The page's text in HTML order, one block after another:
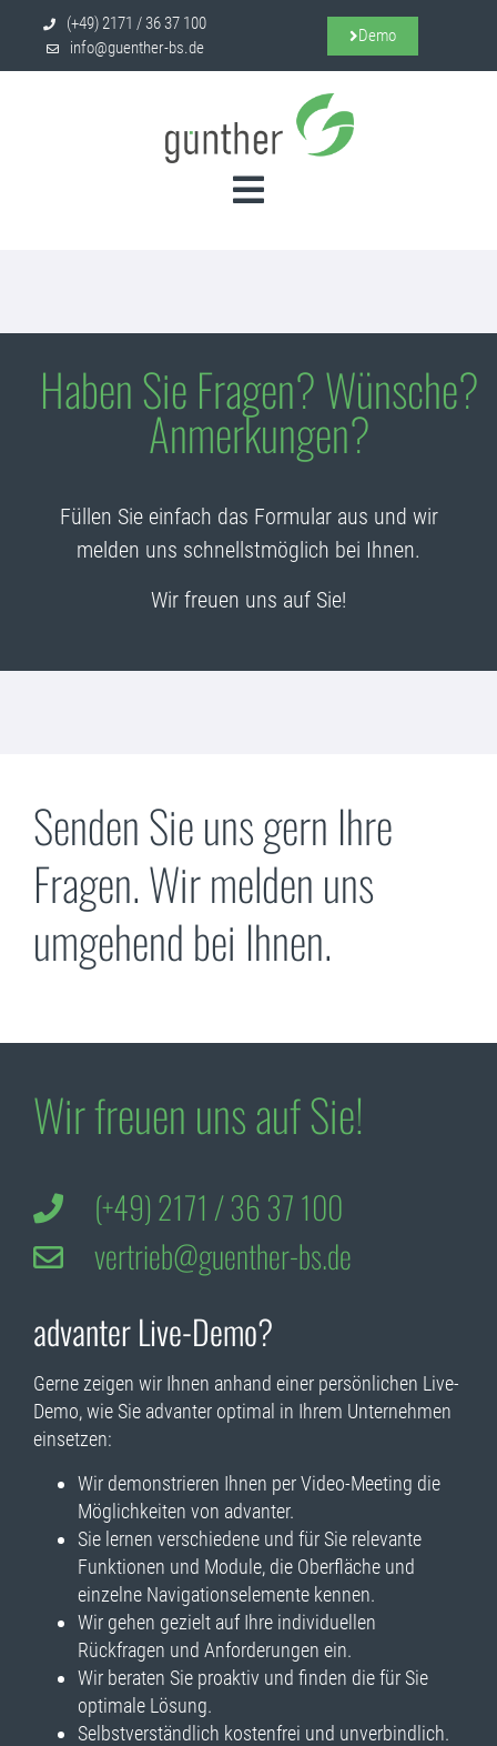
(+49) 2171 / 36 37 100
info@guenther-bs.de
Demo
Haben Sie Fragen? Wünsche?
Anmerkungen?
Füllen Sie einfach das Formular aus und wir
melden uns schnellstmöglich bei Ihnen.
Wir freuen uns auf Sie!
Senden Sie uns gern Ihre
Fragen. Wir melden uns
umgehend bei Ihnen.
Wir freuen uns auf Sie!
(+49) 2171 / 36 37 100
vertrieb@guenther-bs.de
advanter Live-Demo?
Gerne zeigen wir Ihnen anhand einer persönlichen Live-
Demo, wie Sie advanter optimal in Ihrem Unternehmen
einsetzen:
Wir demonstrieren Ihnen per Video-Meeting die
Möglichkeiten von advanter.
Sie lernen verschiedene und für Sie relevante
Funktionen und Module, die Oberfläche und
einzelne Navigationselemente kennen.
Wir gehen gezielt auf Ihre individuellen
Rückfragen und Anforderungen ein.
Wir beraten Sie proaktiv und finden die für Sie
optimale Lösung.
Selbstverständlich kostenfrei und unverbindlich.